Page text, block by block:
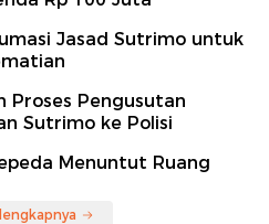
Jasad Sutrimo untuk
Proses Pengusutan
Sutrimo ke Polisi
Menuntut Ruang